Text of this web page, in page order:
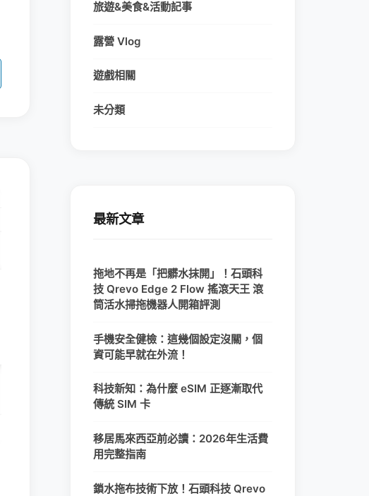
旅遊&美食&活動記事
露營 Vlog
遊戲相關
未分類
最新文章
拖地不再是「把髒水抹開」！石頭科
技 Qrevo Edge 2 Flow 搖滾天王 滾
筒活水掃拖機器人開箱評測
手機安全健檢：這幾個設定沒關，個
資可能早就在外流！
科技新知：為什麼 eSIM 正逐漸取代
傳統 SIM 卡
移居馬來西亞前必讀：2026年生活費
用完整指南
鎖水拖布技術下放！石頭科技 Qrevo